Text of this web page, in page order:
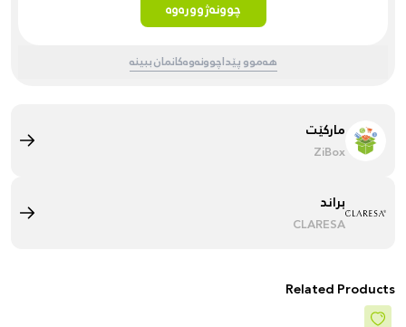
چوونەژوورەوە
هەموو پێداچوونەوەکانمان ببینە
مارکێت
ZiBox
براند
CLARESA
Related Products